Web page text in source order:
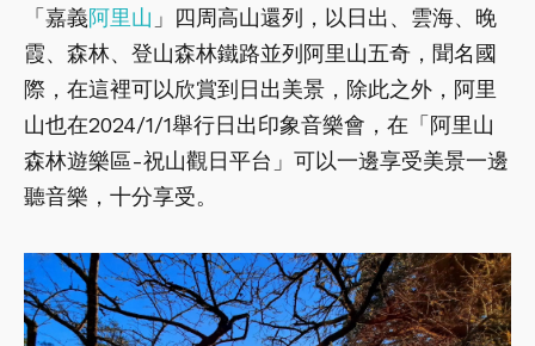
「嘉義阿里山 」四周高山還列，以日出、雲海、晚
霞、森林、登山森林鐵路並列阿里山五奇，聞名國
際，在這裡可以欣賞到日出美景，除此之外，阿里
山也在2024/1/1舉行日出印象音樂會，在「阿里山
森林遊樂區-祝山觀日平台」可以一邊享受美景一邊
聽音樂，十分享受。